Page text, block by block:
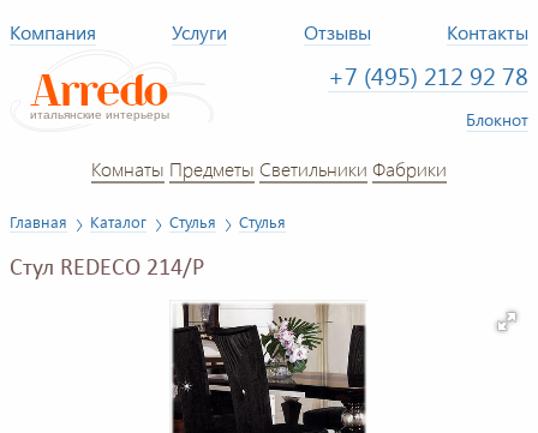
Компания Услуги Отзывы Контакты
+7 (495) 212 92 78
Блокнот
Комнаты Предметы Светильники Фабрики
Главная Каталог Стулья Стулья
Стул REDECO 214/P